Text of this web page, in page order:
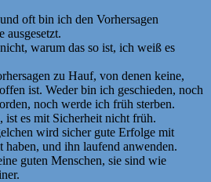
oft bin ich den Vorhersagen
ausgesetzt.
warum das so ist, ich weiß es
zu Hauf, von denen keine,
ist. Weder bin ich geschieden, noch
noch werde ich früh sterben.
ist es mit Sicherheit nicht früh.
wird sicher gute Erfolge mit
haben, und ihn laufend anwenden.
guten Menschen, sie sind wie